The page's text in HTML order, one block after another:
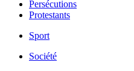
Persécutions
Protestants
Sport
Société